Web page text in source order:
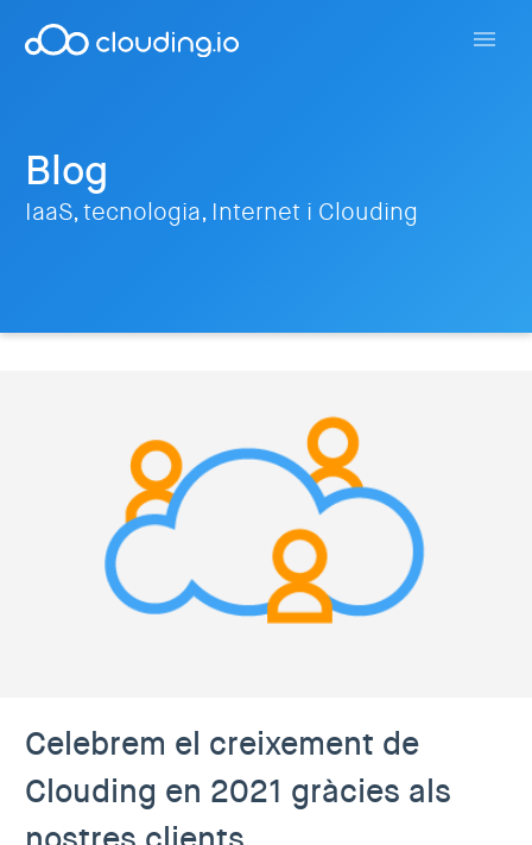
Blog
IaaS, tecnologia, Internet i Clouding
Celebrem el creixement de
Clouding en 2021 gràcies als